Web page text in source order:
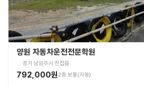
양원 자동차운전전문학원
경기 남양주시 진접읍
792,000원 2종 보통(자동)